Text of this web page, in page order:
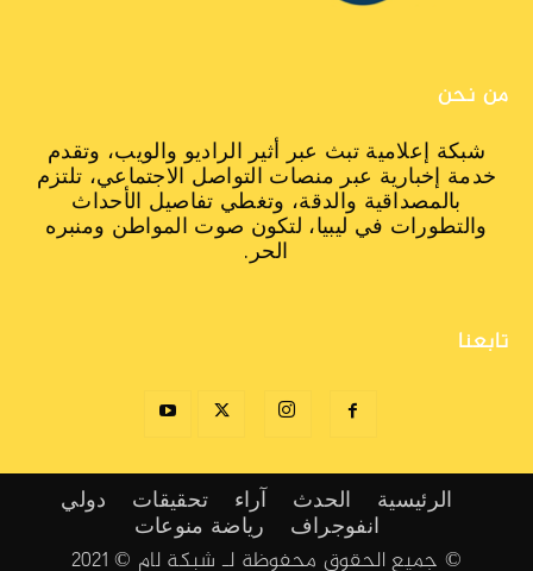
من نحن
شبكة إعلامية تبث عبر أثير الراديو والويب، وتقدم
خدمة إخبارية عبر منصات التواصل الاجتماعي، تلتزم
بالمصداقية والدقة، وتغطي تفاصيل الأحداث
والتطورات في ليبيا، لتكون صوت المواطن ومنبره
الحر.
تابعنا
الرئيسية الحدث آراء تحقيقات
دولي
انفوجراف
رياضة منوعات
© جميع الحقوق محفوظة لـ شبكة لام © 2021